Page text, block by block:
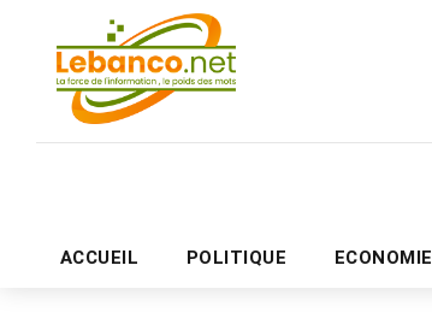
ACCUEIL POLITIQUE ECONOMIE